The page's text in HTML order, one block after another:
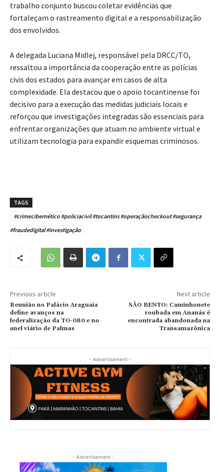
trabalho conjunto buscou coletar evidências que
fortaleçam o rastreamento digital e a responsabilização
dos envolvidos.
A delegada Luciana Midlej, responsável pela DRCC/TO,
ressaltou a importância da cooperação entre as polícias
civis dos estados para avançar em casos de alta
complexidade. Ela destacou que o apoio tocantinense foi
decisivo para a execução das medidas judiciais locais e
reforçou que investigações integradas são essenciais para
enfrentar organizações que atuam no ambiente virtual e
utilizam tecnologia para expandir esquemas criminosos.
TAGS
#crimecibernético #policiacivil #tocantins #operaçãocheckout #segurança
#fraudedigital #investigação
Previous article
Reunião no Palácio Araguaia
define avanços na
federalização da TO-080 e no
anel viário de Palmas
Next article
SÃO BENTO: Caminhonete
roubada em Ananás é
encontrada abandonada na
Transamazônica
- Advertisement -
- Advertisement -